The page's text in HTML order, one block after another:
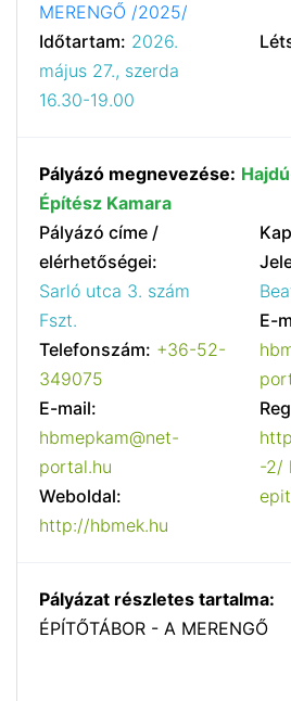
MERENGŐ /2025/
Időtartam: 2026.
május 27., szerda
16.30-19.00
Pályázó megnevezése:
Építész Kamara
Pályázó címe /
elérhetőségei:
Sarló utca 3. szám
Fszt.
Telefonszám: +36-52-
349075
E-mail:
hbmepkam@net-
portal.hu
Weboldal:
http://hbmek.hu
E-
-2/
Pályázat részletes tartalma:
ÉPÍTŐTÁBOR - A MERENGŐ